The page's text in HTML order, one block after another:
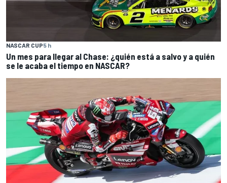
NASCAR CUP5 h
Un mes para llegar al Chase: ¿quién está a salvo y a quién
se le acaba el tiempo en NASCAR?